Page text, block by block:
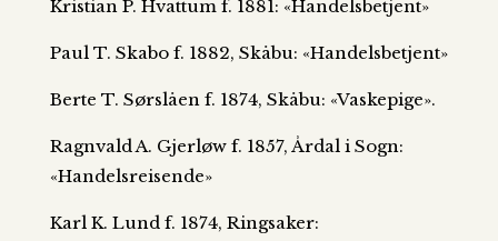
Kristian P. Hvattum f. 1881: «Handelsbetjent»
Paul T. Skabo f. 1882, Skåbu: «Handelsbetjent»
Berte T. Sørslåen f. 1874, Skåbu: «Vaskepige».
Ragnvald A. Gjerløw f. 1857, Årdal i Sogn:
«Handelsreisende»
Karl K. Lund f. 1874, Ringsaker: